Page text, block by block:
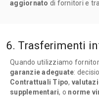
aggiornato di fornitori e
6. Trasferimenti
Quando utilizziamo
garanzie adeguate:
Contrattuali Tipo,
supplementari, o norme